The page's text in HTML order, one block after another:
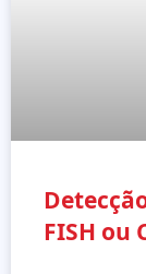
FISH ou